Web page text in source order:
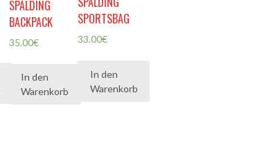
SPALDING
BACKPACK
35.00€
In den
Warenkorb
SPORTSBAG
33.00€
In den
Warenkorb